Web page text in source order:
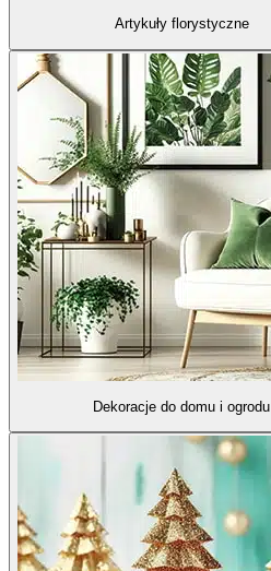
Artykuły florystyczne
Dekoracje do domu i ogrodu